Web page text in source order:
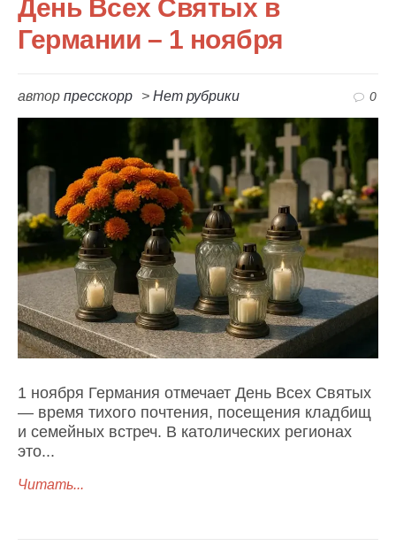
День Всех Святых в
Германии – 1 ноября
автор пресскорр > Нет рубрики 0
1 ноября Германия отмечает День Всех Святых
— время тихого почтения, посещения кладбищ
и семейных встреч. В католических регионах
это...
Читать...